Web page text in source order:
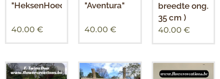
"HeksenHoed"
40.00 €
"Aventura"
40.00 €
breedte ong.
35 cm )
40.00 €